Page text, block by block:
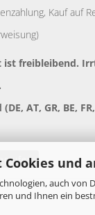
und
auch
und Ihnen ein
Kauf auf
ist freibleibend.
AT, GR, BE,